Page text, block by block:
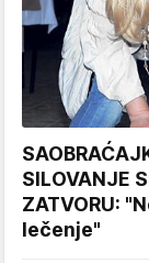
SILOVANJE
ZATVORU:
lečenje"